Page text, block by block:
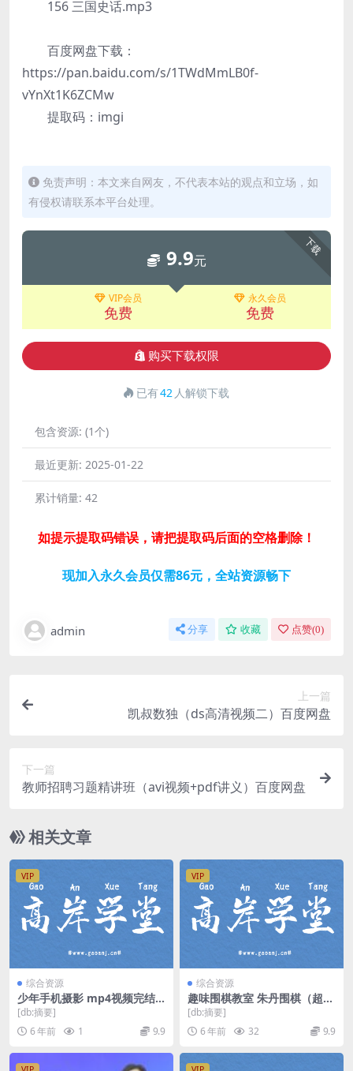
156 三国史话.mp3
百度网盘下载：
https://pan.baidu.com/s/1TWdMmLB0f-
vYnXt1K6ZCMw
提取码：imgi
免责声明：本文来自网友，不代表本站的观点和立场，如
有侵权请联系本平台处理。
下载
9.9元
VIP会员
免费
永久会员
免费
购买下载权限
已有42 人解锁下载
包含资源: (1个)
最近更新: 2025-01-22
累计销量: 42
如提示提取码错误，请把提取码后面的空格删除！
现加入永久会员仅需86元，全站资源畅下
admin 分享 收藏 点赞(0)
上一篇
凯叔数独（ds高清视频二）百度网盘
下一篇
教师招聘习题精讲班（avi视频+pdf讲义）百度网盘
相关文章
VIP
综合资源
少年手机摄影 mp4视频完结
百度网盘
[db:摘要]
6 年前
1 9.9
VIP
综合资源
趣味围棋教室 朱丹围棋（超清
视频）百度网盘
[db:摘要]
6 年前
32 9.9